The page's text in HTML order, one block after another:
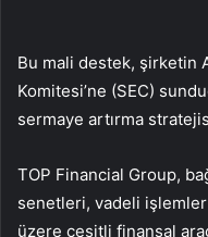
Bu mali destek, şirketin
Komitesi’ne (SEC)
sermaye artırma
TOP Financial Group,
senetleri, vadeli
üzere çeşitli finansal